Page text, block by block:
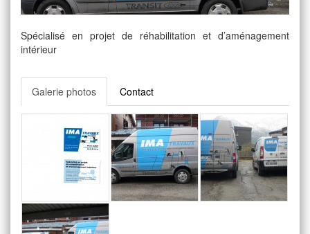
Spécialisé en projet de réhabilitation et d’aménagement
intérieur
Galerie photos Contact